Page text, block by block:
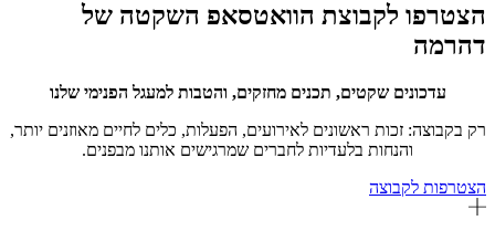
הצטרפו לקבוצת הוואטסאפ השקטה של
דהרמה
עדכונים שקטים, תכנים מחזקים, והטבות למעגל הפנימי שלנו
רק בקבוצה: זכות ראשונים לאירועים, הפעלות, כלים לחיים מאוזנים יותר,
והנחות בלעדיות לחברים שמרגישים אותנו מבפנים.
הצטרפות לקבוצה